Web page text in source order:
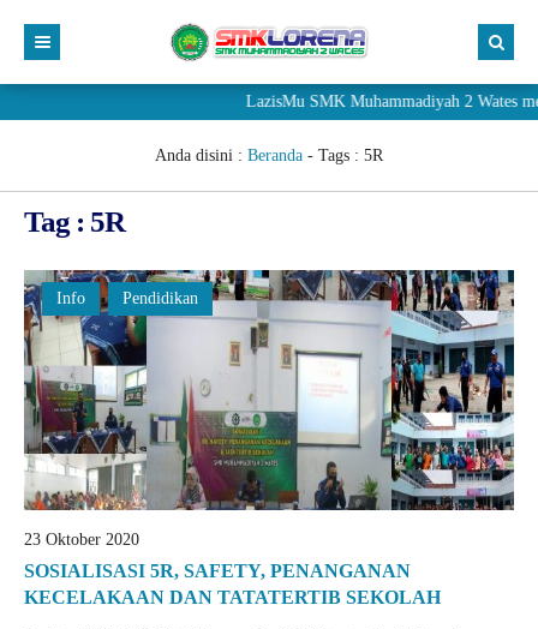
LazisMu SMK Muhammadiyah 2 Wates
Anda disini : Beranda - Tags : 5R
Tag : 5R
Info Pendidikan
23 Oktober 2020
SOSIALISASI 5R, SAFETY, PENANGANAN
KECELAKAAN DAN TATATERTIB SEKOLAH